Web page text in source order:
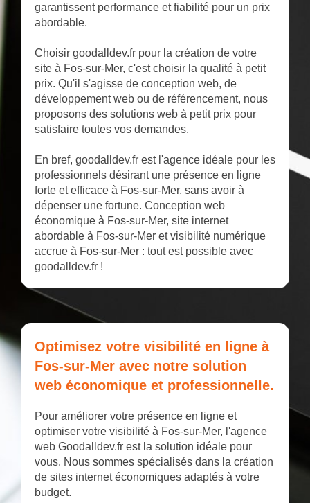
garantissent performance et fiabilité pour un prix
abordable.
Choisir goodalldev.fr pour la création de votre
site à Fos-sur-Mer, c'est choisir la qualité à petit
prix. Qu'il s'agisse de conception web, de
développement web ou de référencement, nous
proposons des solutions web à petit prix pour
satisfaire toutes vos demandes.
En bref, goodalldev.fr est l'agence idéale pour les
professionnels désirant une présence en ligne
forte et efficace à Fos-sur-Mer, sans avoir à
dépenser une fortune. Conception web
économique à Fos-sur-Mer, site internet
abordable à Fos-sur-Mer et visibilité numérique
accrue à Fos-sur-Mer : tout est possible avec
goodalldev.fr !
Optimisez votre visibilité en ligne à
Fos-sur-Mer avec notre solution
web économique et professionnelle.
Pour améliorer votre présence en ligne et
optimiser votre visibilité à Fos-sur-Mer, l'agence
web Goodalldev.fr est la solution idéale pour
vous. Nous sommes spécialisés dans la création
de sites internet économiques adaptés à votre
budget.